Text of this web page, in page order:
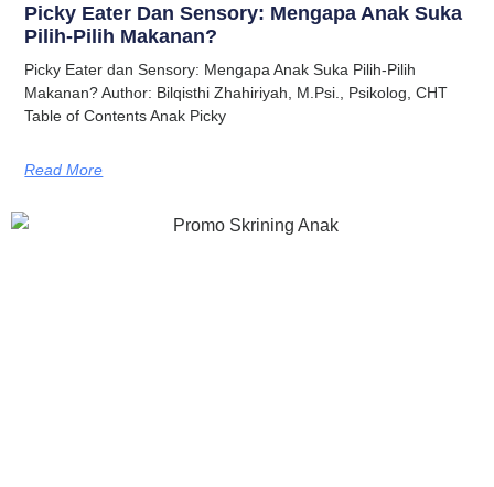
Picky Eater Dan Sensory: Mengapa Anak Suka
Pilih-Pilih Makanan?
Picky Eater dan Sensory: Mengapa Anak Suka Pilih-Pilih
Makanan? Author: Bilqisthi Zhahiriyah, M.Psi., Psikolog, CHT
Table of Contents Anak Picky
Read More